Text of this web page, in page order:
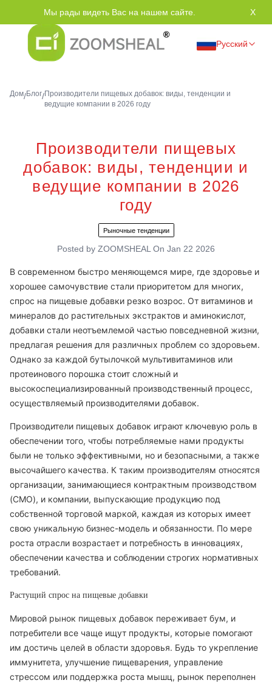
Мы рады видеть Вас на нашем сайте. X
Русский
Дом/Блог/Производители пищевых добавок: виды, тенденции и
ведущие компании в 2026 году
Производители пищевых
добавок: виды, тенденции и
ведущие компании в 2026
году
Рыночные тенденции
Posted by ZOOMSHEAL On Jan 22 2026
В современном быстро меняющемся мире, где здоровье и
хорошее самочувствие стали приоритетом для многих,
спрос на пищевые добавки резко возрос. От витаминов и
минералов до растительных экстрактов и аминокислот,
добавки стали неотъемлемой частью повседневной жизни,
предлагая решения для различных проблем со здоровьем.
Однако за каждой бутылочкой мультивитаминов или
протеинового порошка стоит сложный и
высокоспециализированный производственный процесс,
осуществляемый производителями добавок.
Производители пищевых добавок играют ключевую роль в
обеспечении того, чтобы потребляемые нами продукты
были не только эффективными, но и безопасными, а также
высочайшего качества. К таким производителям относятся
организации, занимающиеся контрактным производством
(CMO), и компании, выпускающие продукцию под
собственной торговой маркой, каждая из которых имеет
свою уникальную бизнес-модель и обязанности. По мере
роста отрасли возрастает и потребность в инновациях,
обеспечении качества и соблюдении строгих нормативных
требований.
Растущий спрос на пищевые добавки
Мировой рынок пищевых добавок переживает бум, и
потребители все чаще ищут продукты, которые помогают
им достичь целей в области здоровья. Будь то укрепление
иммунитета, улучшение пищеварения, управление
стрессом или поддержка роста мышц, рынок переполнен